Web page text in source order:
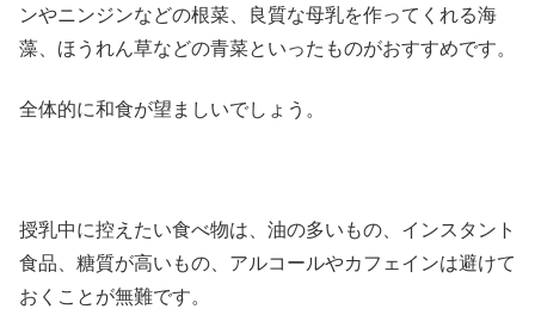
ンやニンジンなどの根菜、良質な母乳を作ってくれる海
藻、ほうれん草などの青菜といったものがおすすめです。
全体的に和食が望ましいでしょう。
授乳中に控えたい食べ物は、油の多いもの、インスタント
食品、糖質が高いもの、アルコールやカフェインは避けて
おくことが無難です。